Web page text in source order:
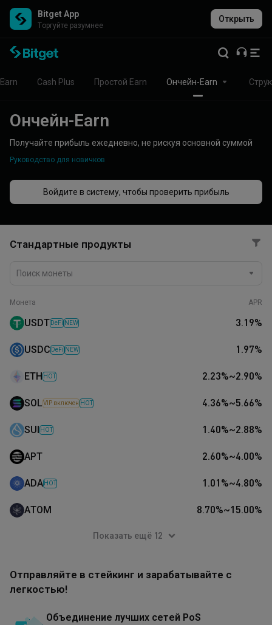
Bitget App
Торгуйте разумнее
Открыть
Earn Cash Plus Простой Earn Ончейн-Earn
Ончейн-Earn
Получайте прибыль ежедневно, не рискуя основной суммой
Руководство для новичков
Войдите в систему, чтобы проверить прибыль
Стандартные продукты
Поиск монеты
Монета APR
USDT DeFi NEW 3.19%
USDC DeFi NEW 1.97%
ETH HOT 2.23%~2.90%
SOLVIP включен HOT 4.36%~5.66%
SUI HOT 1.40%~2.88%
APT 2.60%~4.00%
ADA HOT 1.01 %~4.80%
ATOM 8.70%~15.00%
Показать ещё 12
Отправляйте в стейкинг и зарабатывайте с
легкостью!
Объединение лучших сетей PoS